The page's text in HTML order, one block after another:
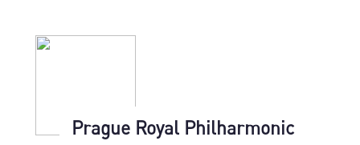
Prague Royal Philharmonic